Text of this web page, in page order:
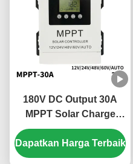
180V DC Output 30A
MPPT Solar Charge
Controller dengan
Pelacakan Daya
Maksimal Otomatis
Dapatkan Harga Terbaik